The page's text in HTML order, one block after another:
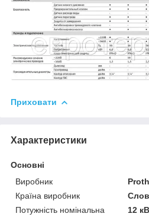
Приховати
Характеристики
Основні
Виробник
Країна виробник
Потужність номінальна
12